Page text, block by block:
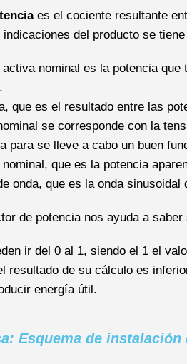
es el cociente resultante
del producto se
activa nominal es la potencia
que es el resultado entre las
se corresponde con la
para se lleve a cabo un buen
nominal, que es la potencia
onda, que es la onda
de potencia nos ayuda a
ir del 0 al 1, siendo el 1 el
resultado de su cálculo es
energía útil.
Esquema de